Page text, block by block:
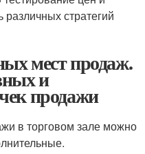
стратегий
мест продаж.
и
продажи
в торговом зале можно